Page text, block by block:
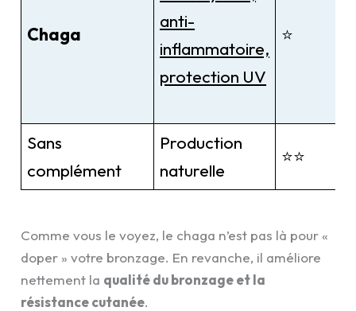
Chaga
anti-
inflammatoire,
protection UV
⭐
Sans
complément
Production
naturelle
⭐⭐
Comme vous le voyez, le chaga n’est pas là pour «
doper » votre bronzage. En revanche, il améliore
nettement la qualité du bronzage et la
résistance cutanée.